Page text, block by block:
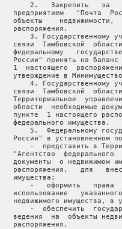
2.   Закрепить   за
предприятием   "Почта
объекты    недвижимости,
   распоряжения.
3. Государственному
связи  Тамбовской
федеральному
России" принять на
1  настоящего
утверждение в
4. Государственному
связи  Тамбовской
Территориальное
области  необходимые
пункте  1 настоящего
   федерального имущества.
5.  Федеральному
России" в установленном
-  представить в
"Агентство  федерального
документы  о недвижимом
распоряжения,   для
   имущества;
-   оформить   права
использование
недвижимого имущества, в
-  обеспечить
ведения  на  объекты
   распоряжения.